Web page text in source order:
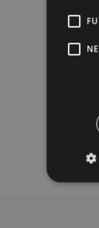
zpracování
Seznámil/a jsem